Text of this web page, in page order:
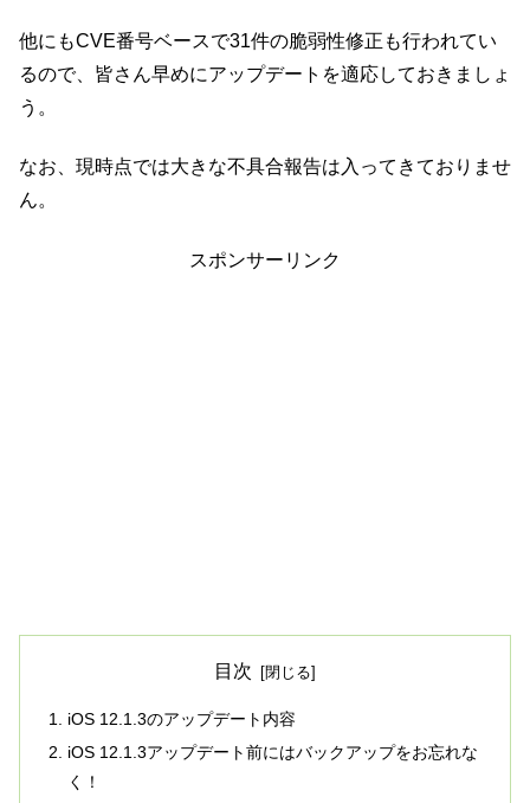
他にもCVE番号ベースで31件の脆弱性修正も行われてい
るので、皆さん早めにアップデートを適応しておきましょ
う。
なお、現時点では大きな不具合報告は入ってきておりませ
ん。
スポンサーリンク
目次
iOS 12.1.3のアップデート内容
iOS 12.1.3アップデート前にはバックアップをお忘れな
く！